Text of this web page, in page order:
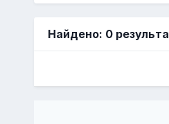
Найдено: 0